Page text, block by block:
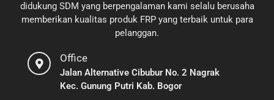
didukung SDM yang berpengalaman kami selalu berusaha
memberikan kualitas produk FRP yang terbaik untuk para
pelanggan.
Office
Jalan Alternative Cibubur No. 2 Nagrak
Kec. Gunung Putri Kab. Bogor